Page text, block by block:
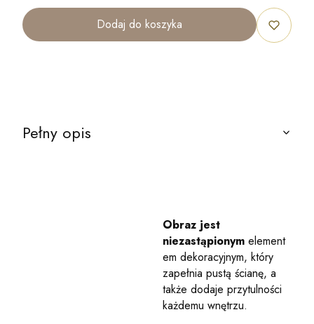
Dodaj do koszyka
Pełny opis
Obraz jest
niezastąpionym element
em dekoracyjnym, który
zapełnia pustą ścianę, a
także dodaje przytulności
każdemu wnętrzu.